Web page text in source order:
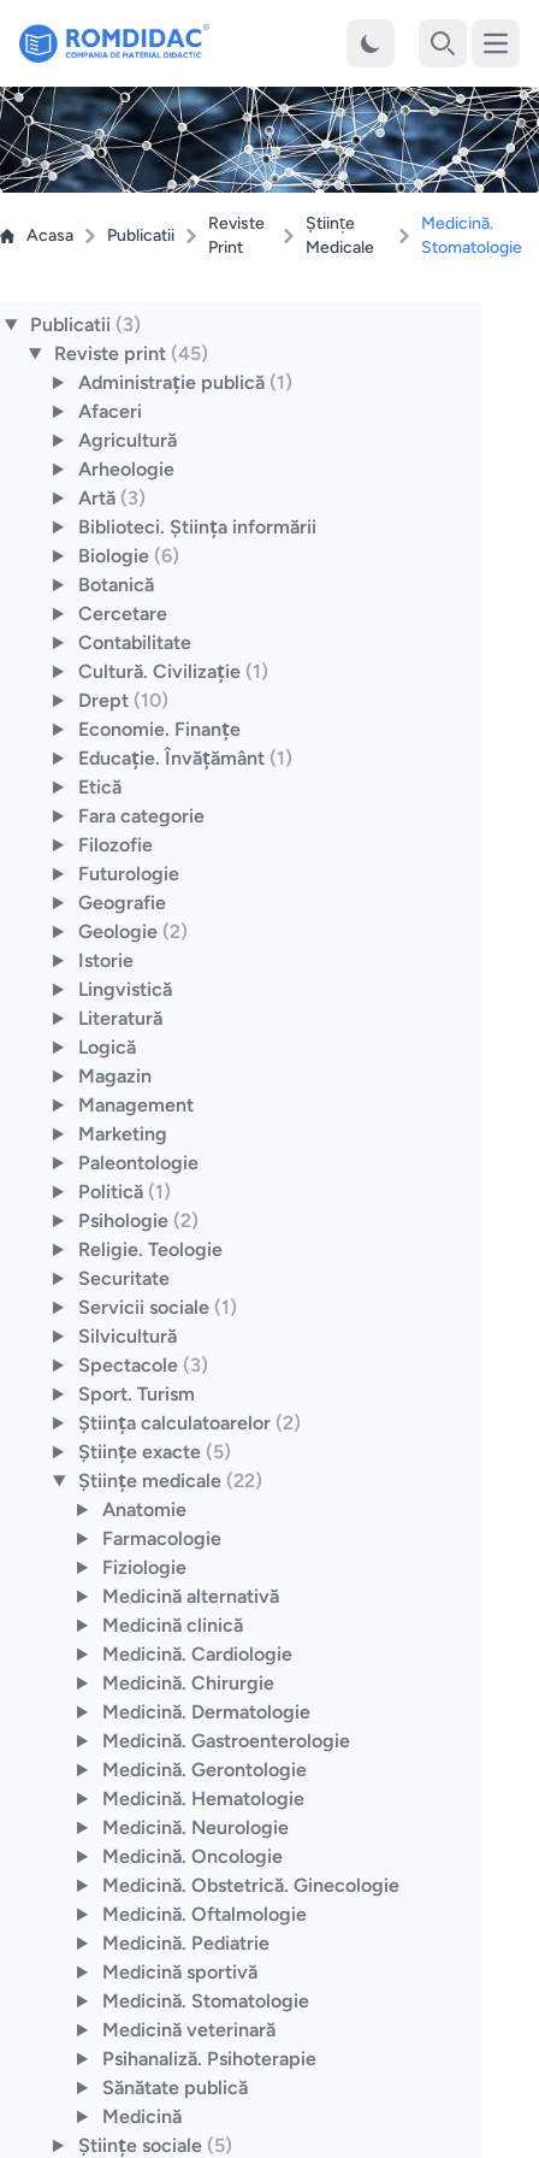
Acasa Publicatii
Reviste
Print
Ştiinţe
Medicale
Medicină.
Stomatologie
Publicatii (3)
Reviste print (45)
Administraţie publică (1)
Afaceri
Agricultură
Arheologie
Artă (3)
Biblioteci. Ştiinţa informării
Biologie (6)
Botanică
Cercetare
Contabilitate
Cultură. Civilizaţie (1)
Drept (10)
Economie. Finanţe
Educaţie. Învăţământ (1)
Etică
Fara categorie
Filozofie
Futurologie
Geografie
Geologie (2)
Istorie
Lingvistică
Literatură
Logică
Magazin
Management
Marketing
Paleontologie
Politică (1)
Psihologie (2)
Religie. Teologie
Securitate
Servicii sociale (1)
Silvicultură
Spectacole (3)
Sport. Turism
Ştiinţa calculatoarelor (2)
Ştiinţe exacte (5)
Ştiinţe medicale (22)
Anatomie
Farmacologie
Fiziologie
Medicină alternativă
Medicină clinică
Medicină. Cardiologie
Medicină. Chirurgie
Medicină. Dermatologie
Medicină. Gastroenterologie
Medicină. Gerontologie
Medicină. Hematologie
Medicină. Neurologie
Medicină. Oncologie
Medicină. Obstetrică. Ginecologie
Medicină. Oftalmologie
Medicină. Pediatrie
Medicină sportivă
Medicină. Stomatologie
Medicină veterinară
Psihanaliză. Psihoterapie
Sănătate publică
Medicină
Ştiinţe sociale (5)